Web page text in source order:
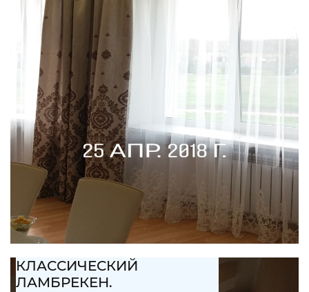
КЛАССИЧЕСКИЙ
ЛАМБРЕКЕН.